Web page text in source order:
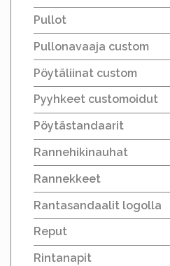
Pullot
Pullonavaaja custom
Pöytäliinat custom
Pyyhkeet customoidut
Pöytästandaarit
Rannehikinauhat
Rannekkeet
Rantasandaalit logolla
Reput
Rintanapit